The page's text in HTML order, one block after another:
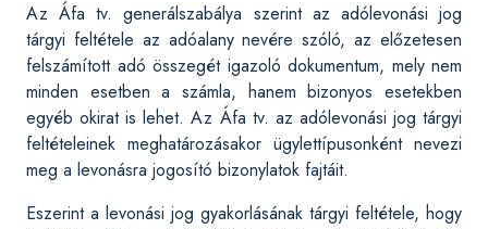
Az Áfa tv. generálszabálya szerint az adólevonási jog
tárgyi feltétele az adóalany nevére szóló, az előzetesen
felszámított adó összegét igazoló dokumentum, mely nem
minden esetben a számla, hanem bizonyos esetekben
egyéb okirat is lehet. Az Áfa tv. az adólevonási jog tárgyi
feltételeinek meghatározásakor ügylettípusonként nevezi
meg a levonásra jogosító bizonylatok fajtáit.
Eszerint a levonási jog gyakorlásának tárgyi feltétele, hogy